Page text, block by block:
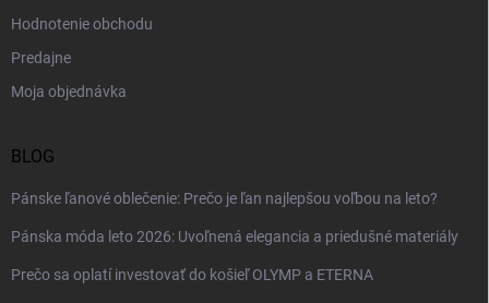
Hodnotenie obchodu
Predajne
Moja objednávka
BLOG
Pánske ľanové oblečenie: Prečo je ľan najlepšou voľbou na leto?
Pánska móda leto 2026: Uvoľnená elegancia a priedušné materiály
Prečo sa oplatí investovať do košieľ OLYMP a ETERNA